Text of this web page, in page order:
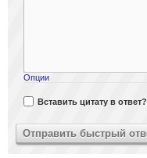
Опции
Вставить цитату в ответ?